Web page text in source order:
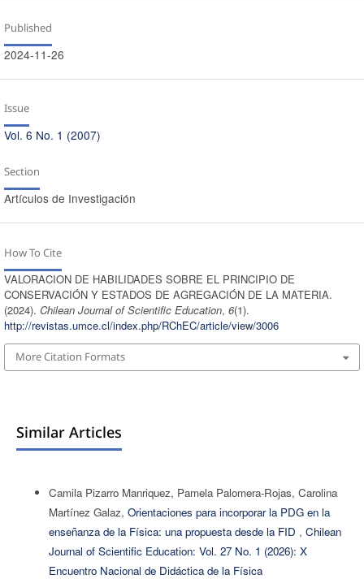
Published
2024-11-26
Issue
Vol. 6 No. 1 (2007)
Section
Artículos de Investigación
How To Cite
VALORACION DE HABILIDADES SOBRE EL PRINCIPIO DE
CONSERVACIÓN Y ESTADOS DE AGREGACIÓN DE LA MATERIA.
(2024). Chilean Journal of Scientific Education, 6(1).
http://revistas.umce.cl/index.php/RChEC/article/view/3006
More Citation Formats
Similar Articles
Camila Pizarro Manriquez, Pamela Palomera-Rojas, Carolina
Martínez Galaz, Orientaciones para incorporar la PDG en la
enseñanza de la Física: una propuesta desde la FID , Chilean
Journal of Scientific Education: Vol. 27 No. 1 (2026): X
Encuentro Nacional de Didáctica de la Física